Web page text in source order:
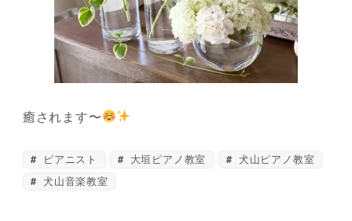
癒されます〜
ピアニスト 大垣ピアノ教室
犬山ピアノ教室
犬山音楽教室